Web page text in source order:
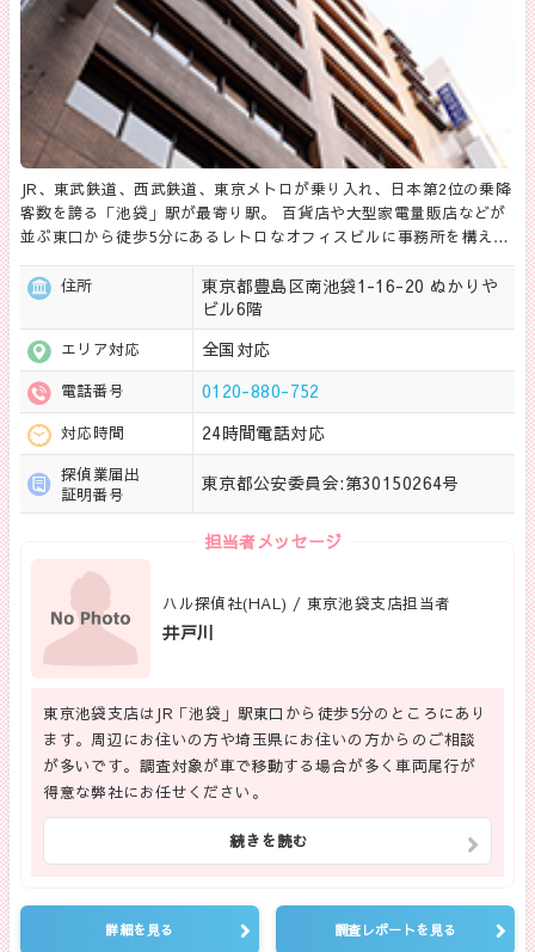
JR、東武鉄道、西武鉄道、東京メトロが乗り入れ、日本第2位の乗降
客数を誇る「池袋」駅が最寄り駅。 百貨店や大型家電量販店などが
並ぶ東口から徒歩5分にあるレトロなオフィスビルに事務所を構え…
住所
東京都豊島区南池袋1-16-20 ぬかりや
ビル6階
エリア対応 全国対応
電話番号 0120-880-752
対応時間 24時間電話対応
探偵業届出
証明番号
東京都公安委員会:第30150264号
担当者メッセージ
ハル探偵社(HAL) / 東京池袋支店担当者
井戸川
東京池袋支店はJR「池袋」駅東口から徒歩5分のところにあり
ます。周辺にお住いの方や埼玉県にお住いの方からのご相談
が多いです。調査対象が車で移動する場合が多く車両尾行が
得意な弊社にお任せください。
続きを読む
詳細を見る 調査レポートを見る